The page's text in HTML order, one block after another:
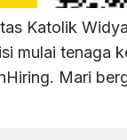
Katolik
mulai tenaga
Mari